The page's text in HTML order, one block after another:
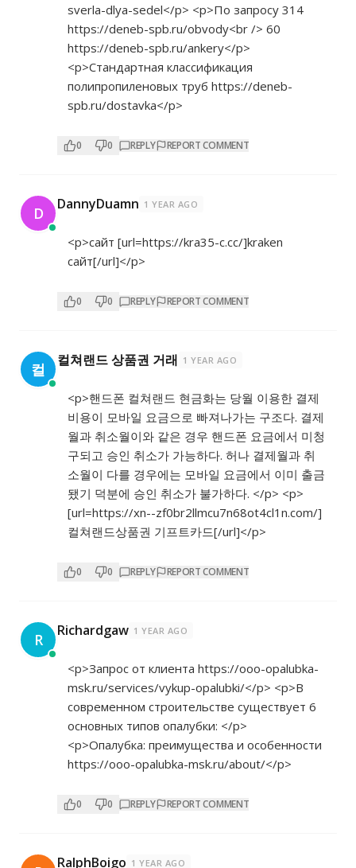
sverla-dlya-sedel</p> <p>По запросу 314
https://deneb-spb.ru/obvody<br /> 60
https://deneb-spb.ru/ankery</p>
<p>Стандартная классификация
полипропиленовых труб https://deneb-
spb.ru/dostavka</p>
0 0 REPLY REPORT COMMENT
D DannyDuamn 1 YEAR AGO
<p>сайт [url=https://kra35-c.cc/]kraken
сайт[/url]</p>
0 0 REPLY REPORT COMMENT
컬 컬쳐랜드 상품권 거래 1 YEAR AGO
<p>핸드폰 컬쳐랜드 현금화는 당월 이용한 결제
비용이 모바일 요금으로 빠져나가는 구조다. 결제
월과 취소월이와 같은 경우 핸드폰 요금에서 미청
구되고 승인 취소가 가능하다. 허나 결제월과 취
소월이 다를 경우에는 모바일 요금에서 이미 출금
됐기 덕분에 승인 취소가 불가하다. </p> <p>
[url=https://xn--zf0br2llmcu7n68ot4cl1n.com/]
컬쳐랜드상품권 기프트카드[/url]</p>
0 0 REPLY REPORT COMMENT
R Richardgaw 1 YEAR AGO
<p>Запрос от клиента https://ooo-opalubka-
msk.ru/services/vykup-opalubki/</p> <p>В
современном строительстве существует 6
основных типов опалубки: </p>
<p>Опалубка: преимущества и особенности
https://ooo-opalubka-msk.ru/about/</p>
0 0 REPLY REPORT COMMENT
RalphBoigo 1 YEAR AGO